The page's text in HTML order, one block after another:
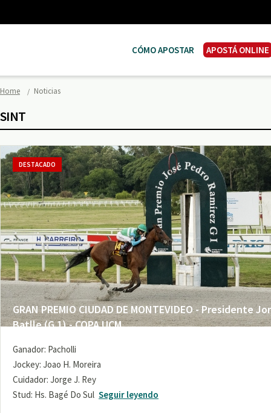
CÓMO APOSTAR APOSTÁ ONLINE
Home Noticias
SINT
GRAN PREMIO CIUDAD DE MONTEVIDEO - Presidente
Batlle (G 1) - COPA UCM
DESTACADO
Ganador: Pacholli
Jockey: Joao H. Moreira
Cuidador: Jorge J. Rey
Stud: Hs. Bagé Do Sul Seguir leyendo